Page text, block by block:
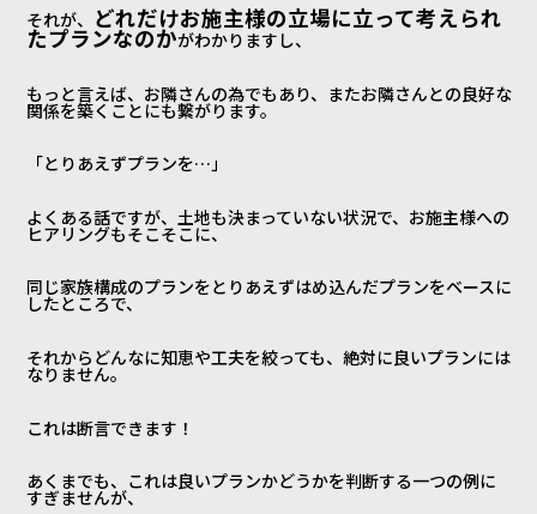
それが、 どれだけお施主様の立場に立って考えられ
たプランなのかがわかりますし、
もっと言えば、お隣さんの為でもあり、またお隣さんとの良好な
関係を築くことにも繋がります。
「とりあえずプランを…」
よくある話ですが、土地も決まっていない状況で、お施主様への
ヒアリングもそこそこに、
同じ家族構成のプランをとりあえずはめ込んだプランをベースに
したところで、
それからどんなに知恵や工夫を絞っても、絶対に良いプランには
なりません。
これは断言できます！
あくまでも、これは良いプランかどうかを判断する一つの例に
すぎませんが、